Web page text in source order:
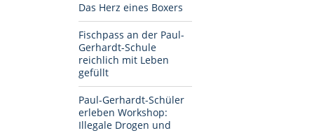
Das Herz eines Boxers
Fischpass an der Paul-
Gerhardt-Schule
reichlich mit Leben
gefüllt
Paul-Gerhardt-Schüler
erleben Workshop:
Illegale Drogen und